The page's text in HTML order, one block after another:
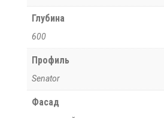
Глубина
600
Профиль
Senator
Фасад